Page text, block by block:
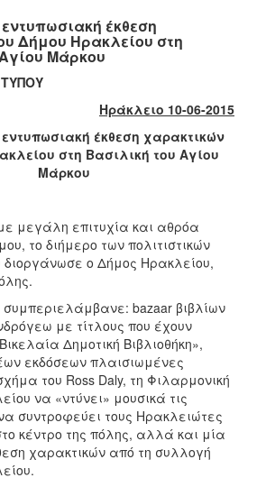
έκθεση
Δήμου Ηρακλείου στη
Μάρκου
Ηράκλειο 10-06-2015
εντυπωσιακή έκθεση χαρακτικών
στη Βασιλική του Αγίου
Μάρκου
μεγάλη επιτυχία και αθρόα
το διήμερο των πολιτιστικών
ο Δήμος Ηρακλείου,
bazaar βιβλίων
με τίτλους που έχουν
Δημοτική Βιβλιοθήκη»,
εκδόσεων πλαισιωμένες
του Ross Daly, τη Φιλαρμονική
να «ντύνει» μουσικά τις
συντροφεύει τους Ηρακλειώτες
κέντρο της πόλης, αλλά και μία
χαρακτικών από τη συλλογή